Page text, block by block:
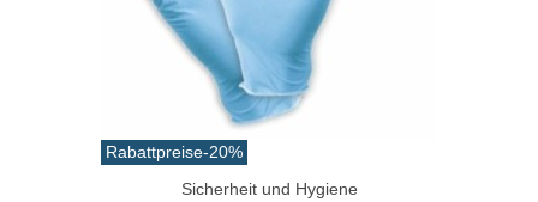
Rabattpreise-20%
Sicherheit und Hygiene